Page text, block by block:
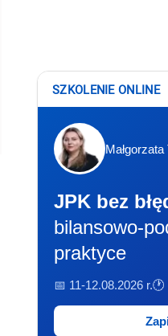
SZKOLENIE ONLINE
JPK bez
bilansowo-
praktyce
📅 11-12.08.2026 r.🕐